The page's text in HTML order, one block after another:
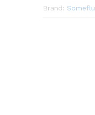
Brand: Someflu